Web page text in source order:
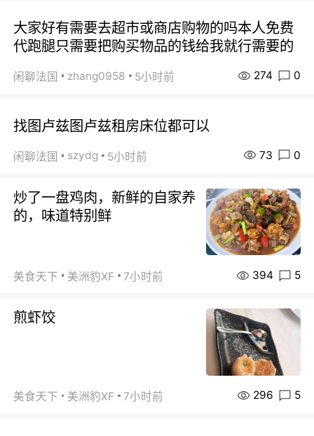
大家好有需要去超市或商店购物的吗本人免费
代跑腿只需要把购买物品的钱给我就行需要的
闲聊法国 zhang0958 5小时前 274 0
找图卢兹图卢兹租房床位都可以
闲聊法国 szydg 5小时前 73 0
炒了一盘鸡肉，新鲜的自家养
的，味道特别鲜
美食天下 美洲豹XF 7小时前 394 5
煎虾饺
美食天下 美洲豹XF 7小时前 296 5